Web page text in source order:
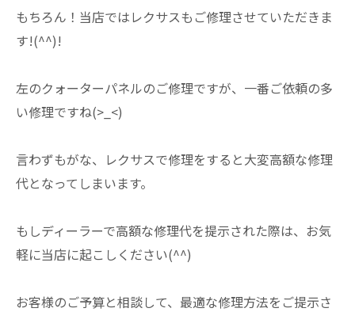
もちろん！当店ではレクサスもご修理させていただきま
す!(^^)!
左のクォーターパネルのご修理ですが、一番ご依頼の多
い修理ですね(>_<)
言わずもがな、レクサスで修理をすると大変高額な修理
代となってしまいます。
もしディーラーで高額な修理代を提示された際は、お気
軽に当店に起こしください(^^)
お客様のご予算と相談して、最適な修理方法をご提示さ